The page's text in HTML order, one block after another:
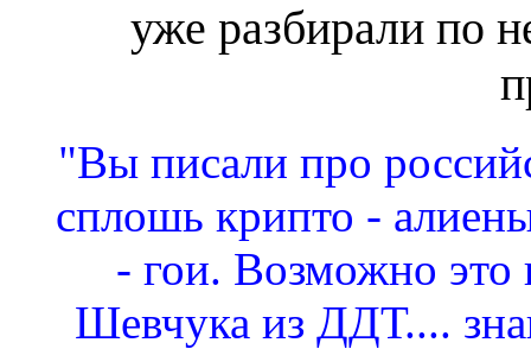
уже разбирали по
"Вы писали про
сплошь крипто -
- гои. Возможно это
Шевчука из ДДТ....